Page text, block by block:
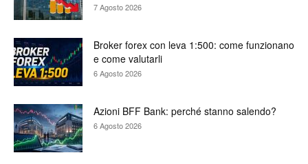
7 Agosto 2026
Broker forex con leva 1:500: come funzionano
e come valutarli
6 Agosto 2026
Azioni BFF Bank: perché stanno salendo?
6 Agosto 2026